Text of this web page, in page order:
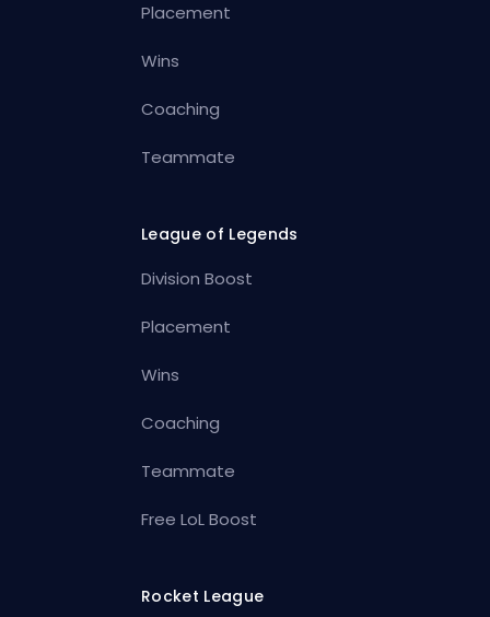
Placement
Wins
Coaching
Teammate
League of Legends
Division Boost
Placement
Wins
Coaching
Teammate
Free LoL Boost
Rocket League